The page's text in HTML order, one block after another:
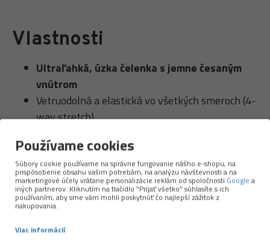
Vlastnosti
Ultraľahká, úzka čelenka s jemne česaným
vnútrom
Vetruodolná a elastická vo všetkých smeroch (4-
way stretch)
Optimálny komfort nosenia
Rýchlo schne
9 gramov
Vhodné pre:zimné športy ako skialp, bežky,
Rozmer:
Používame cookies
Súbory cookie používame na správne fungovanie nášho e-shopu, na
prispôsobenie obsahu vašim potrebám, na analýzu návštevnosti a na
marketingové účely vrátane personalizácie reklám od spoločnosti Google a
iných partnerov. Kliknutím na tlačidlo "Prijať všetko" súhlasíte s ich
používaním, aby sme vám mohli poskytnúť čo najlepší zážitok z
nakupovania.
Viac informácií